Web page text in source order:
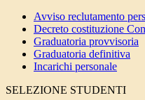
Avviso reclutamento
Decreto costituzione
Graduatoria provvisoria
Graduatoria definitiva
Incarichi personale
SELEZIONE STUDENTI